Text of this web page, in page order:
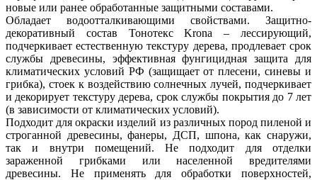
новые или ранее обработанные защитными составами.
Обладает водоотталкивающими свойствами. Защитно-
декоративный состав Тонотекс Krona – лессирующий,
подчеркивает естественную текстуру дерева, продлевает срок
службы древесины, эффективная фунгицидная защита для
климатических условий РФ (защищает от плесени, синевы и
грибка), стоек к воздействию солнечных лучей, подчеркивает
и декорирует текстуру дерева, срок службы покрытия до 7 лет
(в зависимости от климатических условий).
Подходит для окраски изделий из различных пород пиленой и
строганной древесины, фанеры, ДСП, шпона, как снаружи,
так и внутри помещений. Не подходит для отделки
зараженной грибками или населенной вредителями
древесины. Не применять для обработки поверхностей,